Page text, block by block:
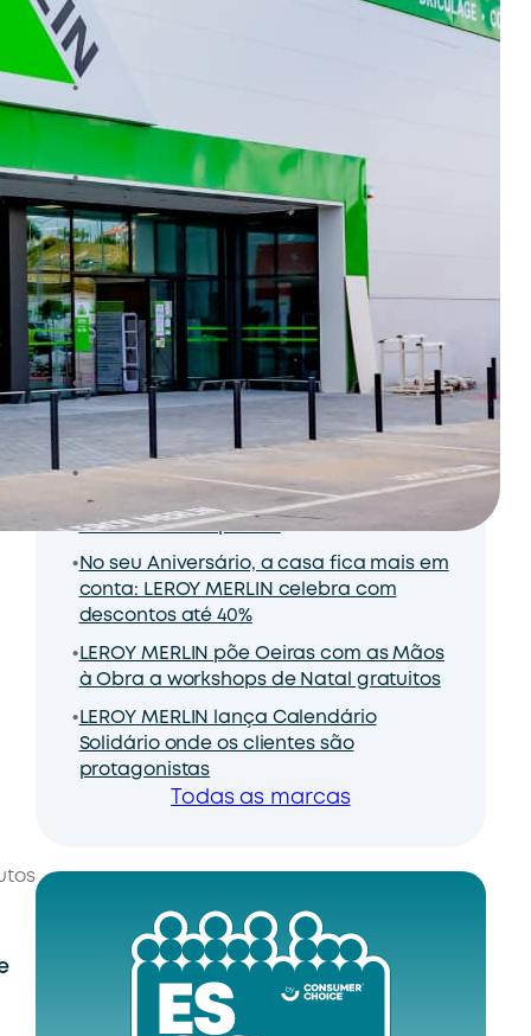
com Troféu Top Partners no ano em que
o grupo celebra 40 anos
com oferta de até 60 euros a novos
clientes de energia
Casa vazia durante vários dias? Saiba
como reforçar a segurança
DA MESMA MARCA
LEROY MERLIN reforça presença na
Beira Interior com nova Loja Essencial
na Covilhã
Na LEROY MERLIN, a casa fica em
conta: marca reforça posicionamento
com nova campanha
No seu Aniversário, a casa fica mais em
conta: LEROY MERLIN celebra com
descontos até 40%
LEROY MERLIN põe Oeiras com as Mãos
à Obra a workshops de Natal gratuitos
LEROY MERLIN lança Calendário
Solidário onde os clientes são
protagonistas
Todas as marcas